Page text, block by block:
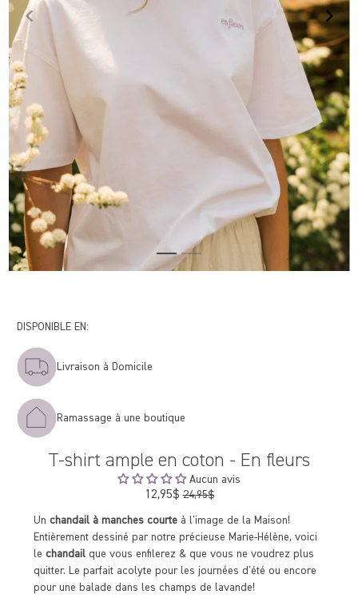
T-shirt ample en coton - En fleurs
Aucun avis
12,95$Prix
24,95$
Un chandail à manches courte à l'image de la Maison!
Entièrement dessiné par notre précieuse Marie-Hélène, voici
le chandail que vous enfilerez & que vous ne voudrez plus
quitter. Le parfait acolyte pour les journées d'été ou encore
pour une balade dans les champs de lavande!
DISPONIBLE EN:
Livraison à Domicile
Ramassage à une boutique